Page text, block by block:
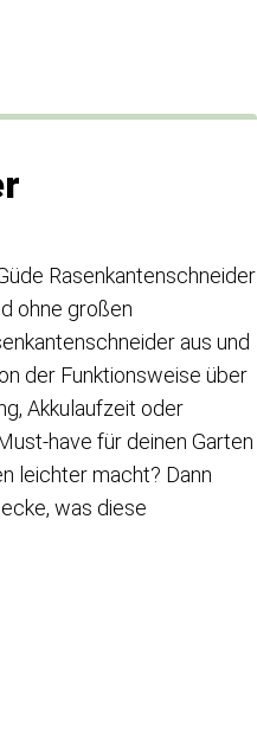
Rasenkantenschneider
ohne großen
aus und
der Funktionsweise über
Akkulaufzeit oder
have für deinen Garten
leichter macht? Dann
was diese